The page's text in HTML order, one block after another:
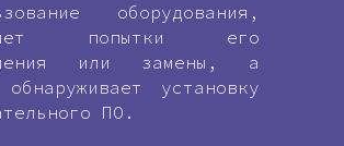
оборудования,
попытки его
или замены, а
установку
ПО.